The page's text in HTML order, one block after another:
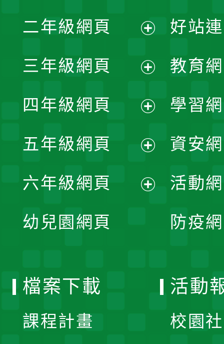
開
選
單
二年級網頁
開
選
單
三年級網頁
開
選
單
四年級網頁
開
選
五年級網頁
開
六年級網頁
幼兒園網頁
好站
教育
學習
資安
活動
防疫
檔案下載
課程計畫
活動
校園